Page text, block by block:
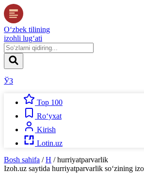
O‘zbek tilining
izohli lug‘ati
ЎЗ
Top 100
Ro‘yxat
Kirish
Lotin.uz
Bosh sahifa / H / hurriyatparvarlik
Izoh.uz saytida hurriyatparvarlik so‘zining